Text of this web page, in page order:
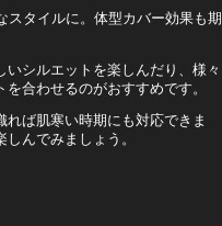
スタイルに。体型カバー効果も期
シルエットを楽しんだり、様々
合わせるのがおすすめです。
ば肌寒い時期にも対応できま
んでみましょう。